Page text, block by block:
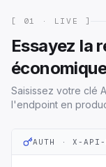
[ 01 · LIVE ]
Essayez la
Saisissez votre clé
l'endpoint en
AUTH · X-API-